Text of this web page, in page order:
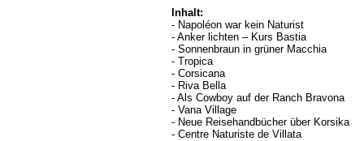
Inhalt:
- Napoléon war kein Naturist
- Anker lichten – Kurs Bastia
- Sonnenbraun in grüner Macchia
- Tropica
- Corsicana
- Riva Bella
- Als Cowboy auf der Ranch Bravona
- Vana Village
- Neue Reisehandbücher über Korsika
- Centre Naturiste de Villata